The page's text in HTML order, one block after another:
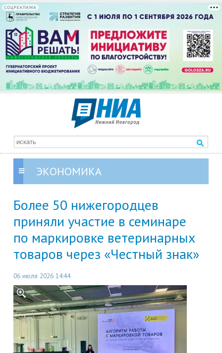
СОЦРЕКЛАМА
ЭКОНОМИКА
Более 50 нижегородцев
приняли участие в семинаре
по маркировке ветеринарных
товаров через «Честный знак»
06 июля 2026 14:44